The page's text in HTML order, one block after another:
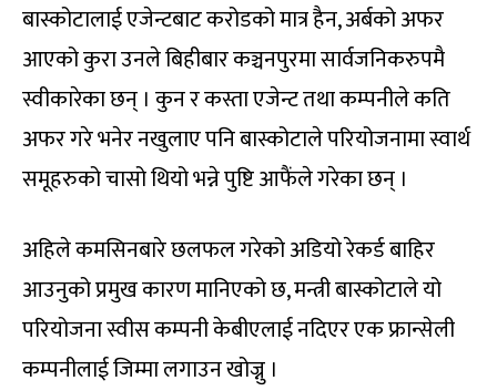
बास्कोटालाई एजेन्टबाट करोडको मात्र हैन, अर्बको अफर
आएको कुरा उनले बिहीबार कञ्चनपुरमा सार्वजनिकरुपमै
स्वीकारेका छन् । कुन र कस्ता एजेन्ट तथा कम्पनीले कति
अफर गरे भनेर नखुलाए पनि बास्कोटाले परियोजनामा स्वार्थ
समूहरुको चासो थियो भन्ने पुष्टि आफैंले गरेका छन् ।
अहिले कमसिनबारे छलफल गरेको अडियो रेकर्ड बाहिर
आउनुको प्रमुख कारण मानिएको छ, मन्त्री बास्कोटाले यो
परियोजना स्वीस कम्पनी केबीएलाई नदिएर एक फ्रान्सेली
कम्पनीलाई जिम्मा लगाउन खोज्नु ।